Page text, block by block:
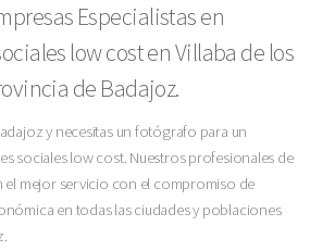
Especialistas en
low cost en Villaba de los
de Badajoz.
y necesitas un fotógrafo para un
sociales low cost. Nuestros profesionales de
el mejor servicio con el compromiso de
en todas las ciudades y poblaciones